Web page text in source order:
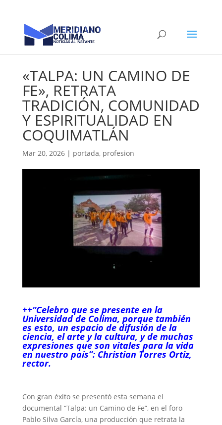
«TALPA: UN CAMINO DE
FE», RETRATA
TRADICIÓN, COMUNIDAD
Y ESPIRITUALIDAD EN
COQUIMATLÁN
Mar 20, 2026| portada, profesion
++“Celebro que se presente en la
Universidad de Colima, porque también
es esto, un espacio de difusión de la
ciencia, el arte y la cultura, y de muchas
expresiones que son vitales para la vida
en nuestro país”: Christian Torres Ortiz,
rector.
Con gran éxito se presentó esta semana el
documental “Talpa: un Camino de Fe”, en el foro
Pablo Silva García, una producción que retrata la